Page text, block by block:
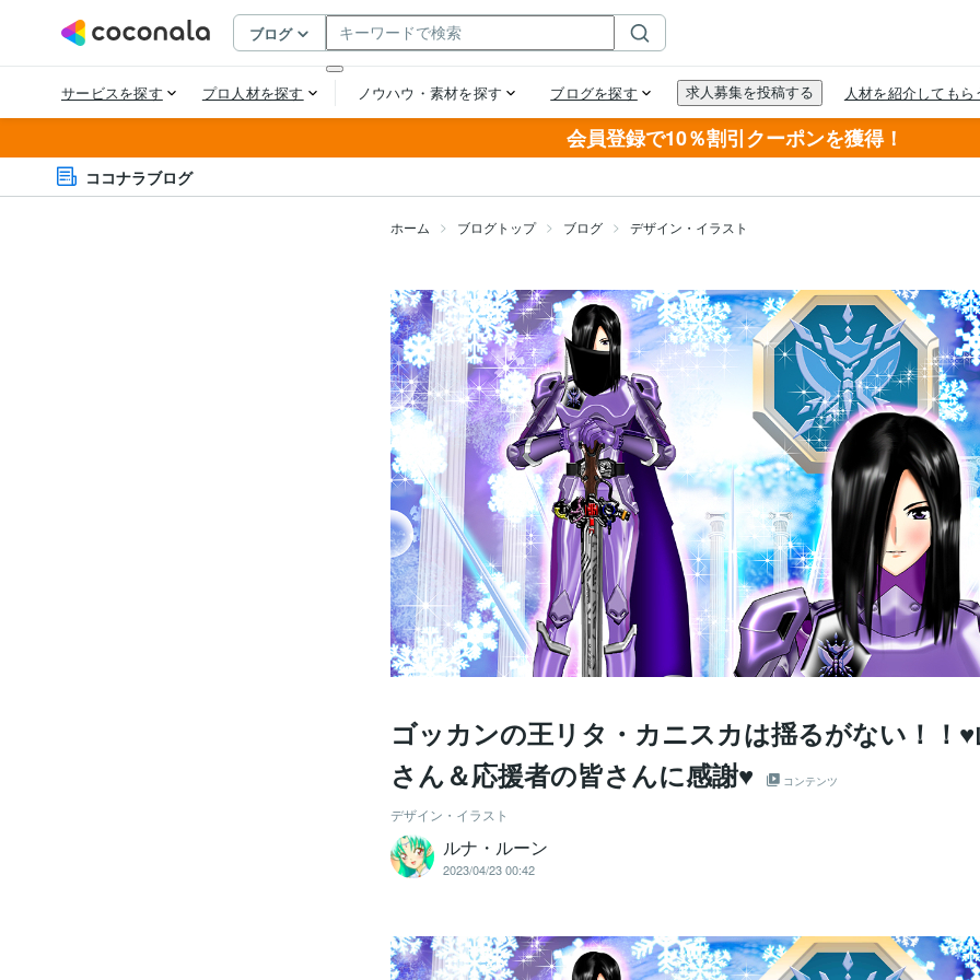
会員登録で10％割引クーポンを獲得！
ココナラブログ
ホーム ブログトップ ブログ デザイン・イラスト
ゴッカンの王リタ・カニスカは揺るがない！！
さん＆応援者の皆さんに感謝♥
コンテンツ
デザイン・イラスト
ルナ・ルーン
2023/04/23 00:42